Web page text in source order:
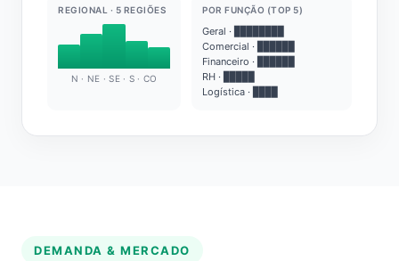
REGIONAL · 5 REGIÕES
N · NE · SE · S · CO
POR FUNÇÃO (TOP 5)
Geral · ████████
Comercial · ██████
Financeiro · ██████
RH · █████
Logística · ████
DEMANDA & MERCADO